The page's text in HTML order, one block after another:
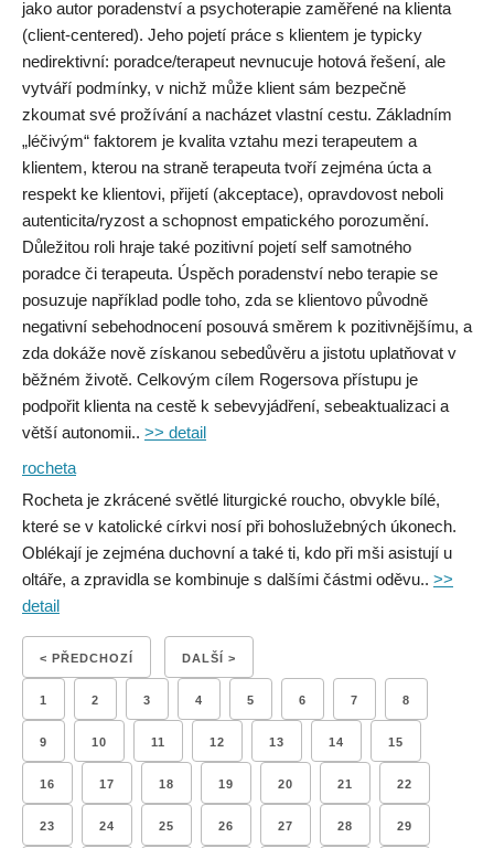
jako autor poradenství a psychoterapie zaměřené na klienta
(client-centered). Jeho pojetí práce s klientem je typicky
nedirektivní: poradce/terapeut nevnucuje hotová řešení, ale
vytváří podmínky, v nichž může klient sám bezpečně
zkoumat své prožívání a nacházet vlastní cestu. Základním
„léčivým“ faktorem je kvalita vztahu mezi terapeutem a
klientem, kterou na straně terapeuta tvoří zejména úcta a
respekt ke klientovi, přijetí (akceptace), opravdovost neboli
autenticita/ryzost a schopnost empatického porozumění.
Důležitou roli hraje také pozitivní pojetí self samotného
poradce či terapeuta. Úspěch poradenství nebo terapie se
posuzuje například podle toho, zda se klientovo původně
negativní sebehodnocení posouvá směrem k pozitivnějšímu, a
zda dokáže nově získanou sebedůvěru a jistotu uplatňovat v
běžném životě. Celkovým cílem Rogersova přístupu je
podpořit klienta na cestě k sebevyjádření, sebeaktualizaci a
větší autonomii.. >> detail
rocheta
Rocheta je zkrácené světlé liturgické roucho, obvykle bílé,
které se v katolické církvi nosí při bohoslužebných úkonech.
Oblékají je zejména duchovní a také ti, kdo při mši asistují u
oltáře, a zpravidla se kombinuje s dalšími částmi oděvu.. >>
detail
< PŘEDCHOZÍ DALŠÍ >
1 2 3 4 5 6 7 8
9 10 11 12 13 14 15
16 17 18 19 20 21 22
23 24 25 26 27 28 29